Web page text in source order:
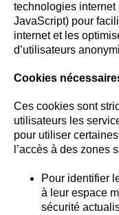
technologies internet
JavaScript) pour
internet et les
d’utilisateurs
Cookies
Ces cookies sont
utilisateurs les
pour utiliser
l’accès à des zones
Pour identifier
à leur espace
sécurité